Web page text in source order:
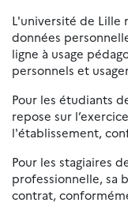
L'université de
données
ligne à usage
personnels et
Pour les étudiants
repose sur
l'établissement,
Pour les stagiaires
professionnelle, sa
contrat,